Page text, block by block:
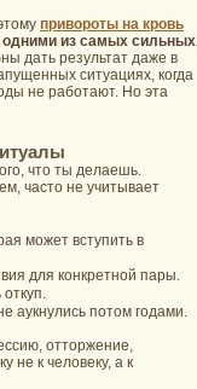
привороты на кровь
одними из самых сильных
дать результат даже в
ситуациях, когда
не работают. Но эта
что ты делаешь.
часто не учитывает
может вступить в
для конкретной пары.
аукнулись потом годами.
отторжение,
не к человеку, а к